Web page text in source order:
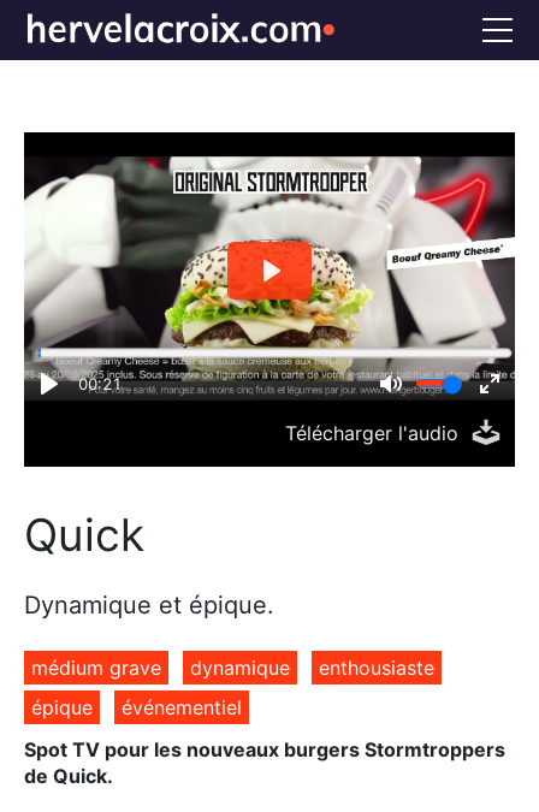
Télécharger l'audio
Quick
Dynamique et épique.
médium grave dynamique
enthousiaste
épique
événementiel
Spot TV pour les nouveaux burgers Stormtroppers
de Quick.
Voix off
Doublage
Bio
FAQS
CONTACT